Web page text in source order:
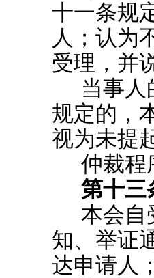
十一条规
人；认为
受理，并
当事人
规定的，
视为未提
仲裁程
第十三
本会自
知、举证
达申请人